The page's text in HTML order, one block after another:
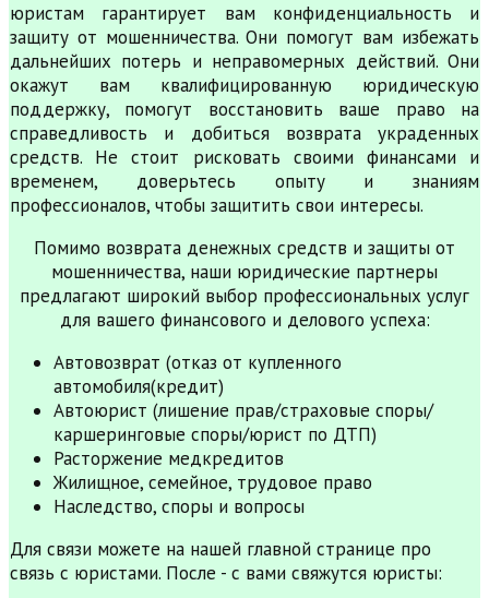
юристам гарантирует вам конфиденциальность и
защиту от мошенничества. Они помогут вам избежать
дальнейших потерь и неправомерных действий. Они
окажут вам квалифицированную юридическую
поддержку, помогут восстановить ваше право на
справедливость и добиться возврата украденных
средств. Не стоит рисковать своими финансами и
временем, доверьтесь опыту и знаниям
профессионалов, чтобы защитить свои интересы.
Помимо возврата денежных средств и защиты от
мошенничества, наши юридические партнеры
предлагают широкий выбор профессиональных услуг
для вашего финансового и делового успеха:
Автовозврат (отказ от купленного
автомобиля(кредит)
Автоюрист (лишение прав/страховые споры/
каршеринговые споры/юрист по ДТП)
Расторжение медкредитов
Жилищное, семейное, трудовое право
Наследство, споры и вопросы
Для связи можете на нашей главной странице про
связь с юристами. После - с вами свяжутся юристы: